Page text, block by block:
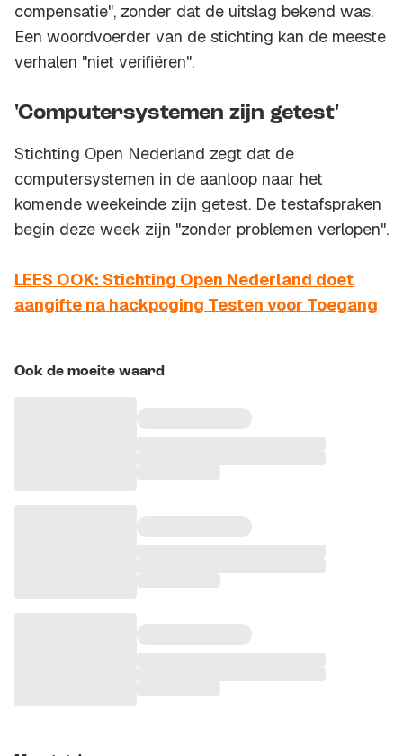
compensatie", zonder dat de uitslag bekend was.
Een woordvoerder van de stichting kan de meeste
verhalen "niet verifiëren".
'Computersystemen zijn getest'
Stichting Open Nederland zegt dat de
computersystemen in de aanloop naar het
komende weekeinde zijn getest. De testafspraken
begin deze week zijn "zonder problemen verlopen".
LEES OOK: Stichting Open Nederland doet
aangifte na hackpoging Testen voor Toegang
Ook de moeite waard